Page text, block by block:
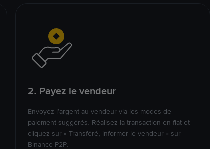
2. Payez le vendeur
Envoyez l’argent au vendeur via les modes de
paiement suggérés. Réalisez la transaction en fiat et
cliquez sur « Transféré, informer le vendeur » sur
Binance P2P.